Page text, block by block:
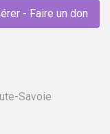
- Faire un don
Savoie